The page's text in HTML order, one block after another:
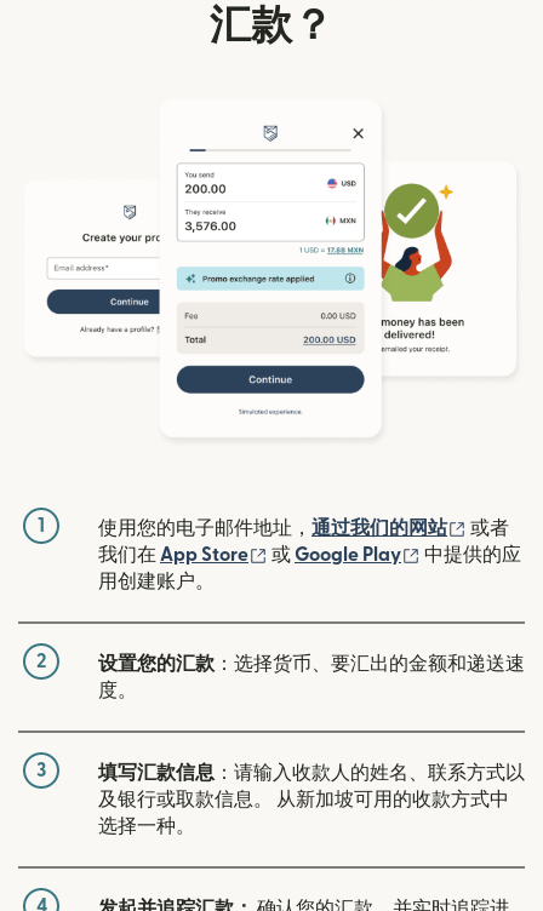
汇款？
1 使用您的电子邮件地址， 通过我们的网站 （在新
或者
我们在 App Store （在新窗口中打开）
或Google Play （在新窗口中
中提供的应
用创建账户。
2 设置您的汇款 ：选择货币、要汇出的金额和递送速
度。
3 填写汇款信息 ：请输入收款人的姓名、联系方式以
及银行或取款信息。 从新加坡可用的收款方式中
选择一种。
4